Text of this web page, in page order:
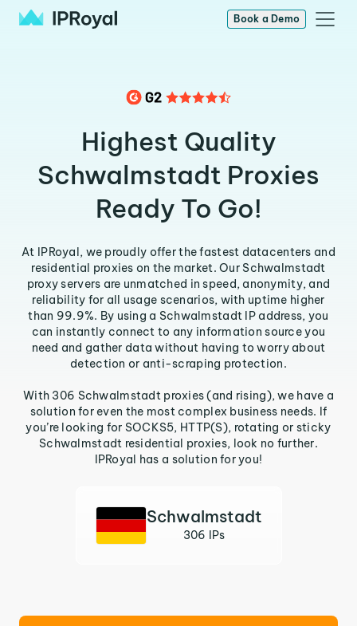
Book a Demo
Highest Quality
Schwalmstadt Proxies
Ready To Go!
At IPRoyal, we proudly offer the fastest datacenters and
residential proxies on the market. Our Schwalmstadt
proxy servers are unmatched in speed, anonymity, and
reliability for all usage scenarios, with uptime higher
than 99.9%. By using a Schwalmstadt IP address, you
can instantly connect to any information source you
need and gather data without having to worry about
detection or anti-scraping protection.
With 306 Schwalmstadt proxies (and rising), we have a
solution for even the most complex business needs. If
you’re looking for SOCKS5, HTTP(S), rotating or sticky
Schwalmstadt residential proxies, look no further.
IPRoyal has a solution for you!
Schwalmstadt
306 IPs